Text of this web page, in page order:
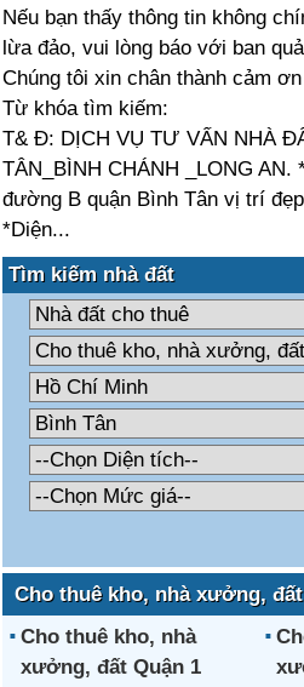
Nếu bạn thấy thông tin không
lừa đảo, vui lòng báo với ban
Chúng tôi xin chân thành cảm
Từ khóa tìm kiếm:
T& Đ: DỊCH VỤ TƯ VẤN NHÀ
TÂN_BÌNH CHÁNH _LONG
đường B quận Bình Tân vị trí
*Diện...
Tìm kiếm nhà đất
Cho thuê kho, nhà xưởng,
Cho thuê kho, nhà
xưởng, đất Quận 1